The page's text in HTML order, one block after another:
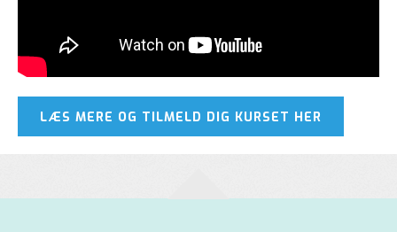
LÆS MERE OG TILMELD DIG KURSET HER